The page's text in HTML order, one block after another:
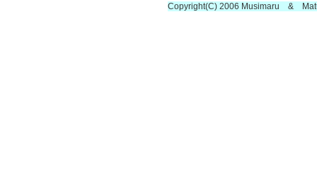
Copyright(C) 2006 Musimaru &